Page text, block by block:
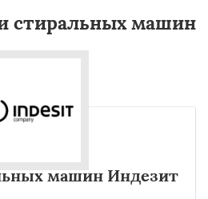
стиральных машин
машин Индезит